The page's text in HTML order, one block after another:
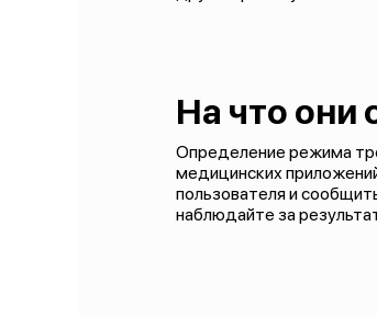
На что они
Определение режима
медицинских
пользователя и
наблюдайте за